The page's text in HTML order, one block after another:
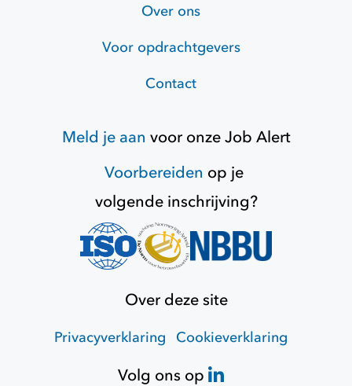
Over ons
Voor opdrachtgevers
Contact
Meld je aan voor onzeJob Alert
Voorbereiden op je
volgende inschrijving?
Over deze site
Privacyverklaring Cookieverklaring
Volg ons op